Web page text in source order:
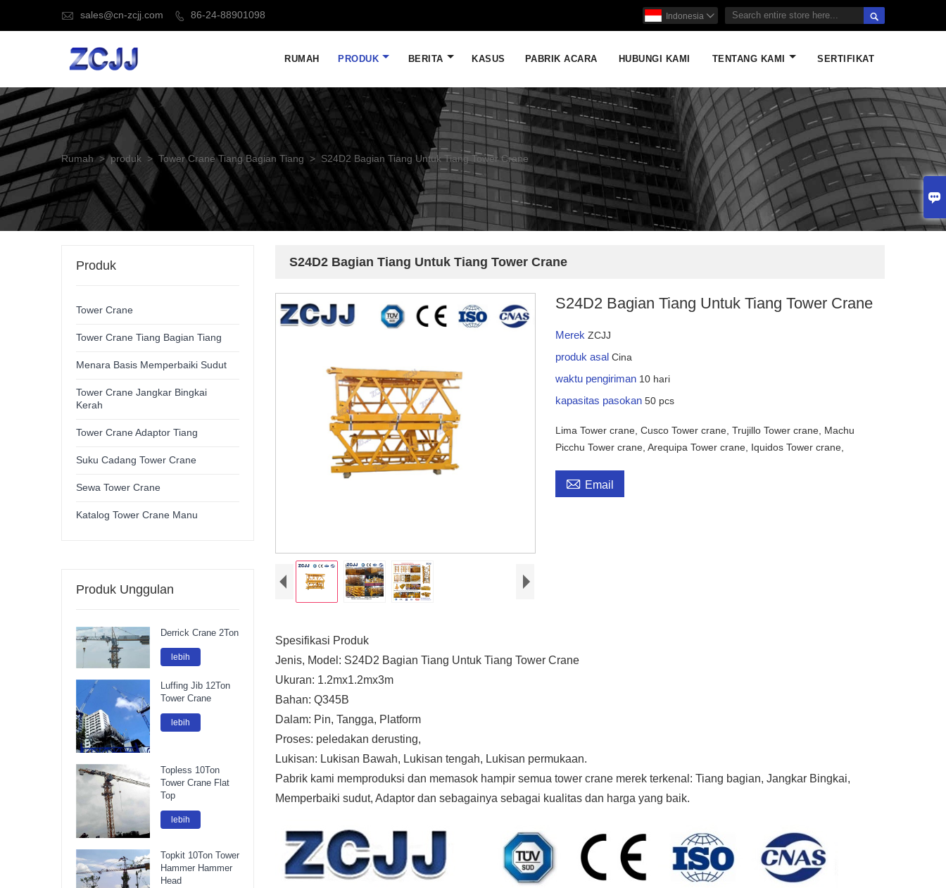

 sales@cn-zcjj.com  86-24-88901098 
Indonesia 
RUMAH PRODUK BERITA KASUS PABRIK ACARA HUBUNGI KAMI TENTANG KAMI SERTIFIKAT
Rumah > produk > Tower Crane Tiang Bagian Tiang > S24D2 Bagian Tiang Untuk Tiang Tower Crane
S24D2 Bagian Tiang Untuk Tiang Tower Crane
S24D2 Bagian Tiang Untuk Tiang Tower Crane
MerekZCJJ
produk asalCina
waktu pengiriman 10 hari
kapasitas pasokan50 pcs
Lima Tower crane, Cusco Tower crane, Trujillo Tower crane, Machu
Picchu Tower crane, Arequipa Tower crane, Iquidos Tower crane,
 Email
Spesifikasi Produk
Jenis, Model: S24D2 Bagian Tiang Untuk Tiang Tower Crane
Ukuran: 1.2mx1.2mx3m
Bahan: Q345B
Dalam: Pin, Tangga, Platform
Proses: peledakan derusting,
Lukisan: Lukisan Bawah, Lukisan tengah, Lukisan permukaan.
Pabrik kami memproduksi dan memasok hampir semua tower crane merek terkenal: Tiang bagian, Jangkar Bingkai,
Memperbaiki sudut, Adaptor dan sebagainya sebagai kualitas dan harga yang baik.
Produk
Tower Crane
Tower Crane Tiang Bagian Tiang
Menara Basis Memperbaiki Sudut
Tower Crane Jangkar Bingkai
Kerah
Tower Crane Adaptor Tiang
Suku Cadang Tower Crane
Sewa Tower Crane
Katalog Tower Crane Manu
Produk Unggulan
Derrick Crane 2Ton
lebih
Luffing Jib 12Ton
Tower Crane
lebih
Topless 10Ton
Tower Crane Flat
Top
lebih
Topkit 10Ton Tower
Hammer Hammer
Head